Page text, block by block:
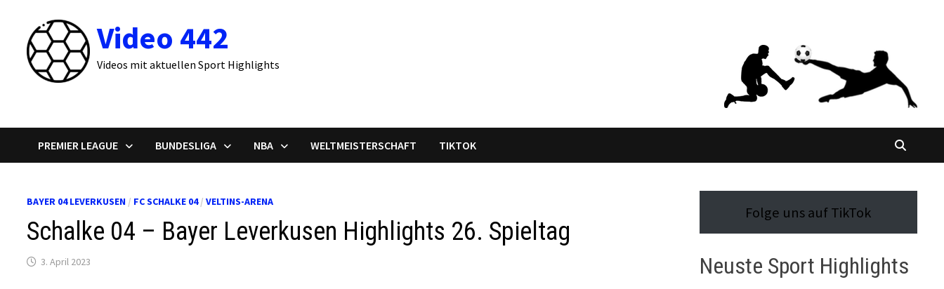
springen
Video 442
Videos mit aktuellen Sport Highlights
PREMIER LEAGUE BUNDESLIGA NBA WELTMEISTERSCHAFT TIKTOK
BAYER 04 LEVERKUSEN / FC SCHALKE 04/VELTINS-ARENA
Schalke 04 – Bayer Leverkusen Highlights 26. Spieltag
3. April 2023
Folge uns auf TikTok
Neuste Sport Highlights